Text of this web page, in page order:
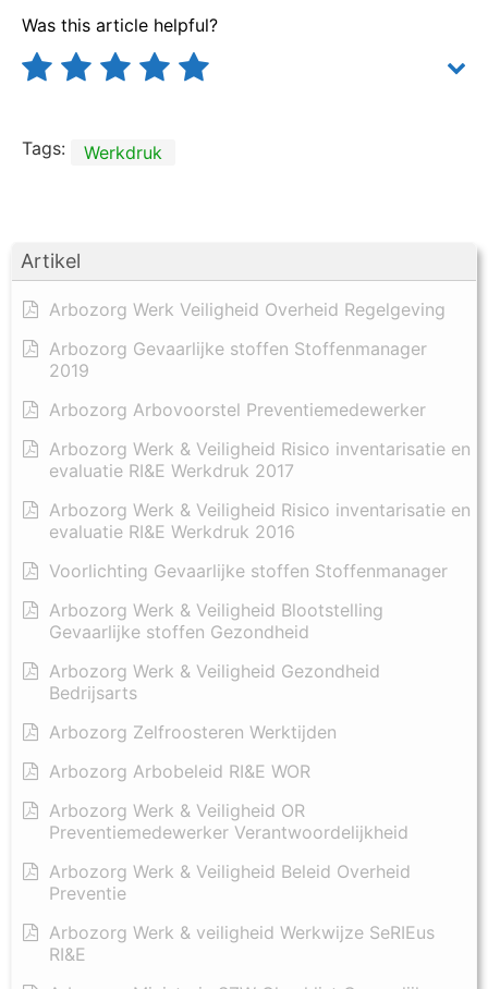
Artikel
Arbozorg Werk Veiligheid Overheid Regelgeving
Arbozorg Gevaarlijke stoffen Stoffenmanager
2019
Arbozorg Arbovoorstel Preventiemedewerker
Arbozorg Werk & Veiligheid Risico inventarisatie en
evaluatie RI&E Werkdruk 2017
Arbozorg Werk & Veiligheid Risico inventarisatie en
evaluatie RI&E Werkdruk 2016
Voorlichting Gevaarlijke stoffen Stoffenmanager
Arbozorg Werk & Veiligheid Blootstelling
Gevaarlijke stoffen Gezondheid
Arbozorg Werk & Veiligheid Gezondheid
Bedrijsarts
Arbozorg Zelfroosteren Werktijden
Arbozorg Arbobeleid RI&E WOR
Arbozorg Werk & Veiligheid OR
Preventiemedewerker Verantwoordelijkheid
Arbozorg Werk & Veiligheid Beleid Overheid
Preventie
Arbozorg Werk & veiligheid Werkwijze SeRIEus
RI&E
Was this article helpful?
Tags: Werkdruk